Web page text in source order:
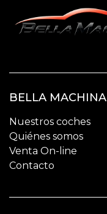
BELLA MACHINA
Nuestros coches
Quiénes somos
Venta On-line
Contacto